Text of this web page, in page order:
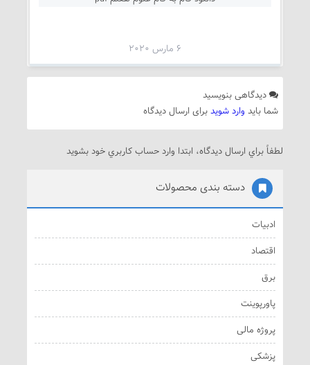
6 مارس 2020
دیدگاهی بنویسید
شما باید وارد شویدبرای ارسال دیدگاه
لطفاً براي ارسال دیدگاه، ابتدا وارد حساب كاربري خود بشويد
دسته بندی محصولات
ادبیات
اقتصاد
برق
پاورپوینت
پروژه مالی
پزشکی